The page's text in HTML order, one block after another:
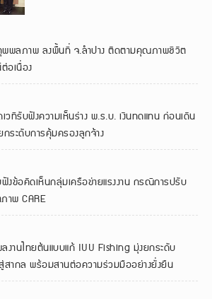
พพลภาพ ลงพื้นที่ จ.ลำปาง ติดตามคุณภาพชีวิต
อเนื่อง
วทีรับฟังความเห็นร่าง พ.ร.บ. เงินทดแทน ก่อนเดิน
ระดับการคุ้มครองลูกจ้าง
งข้อคิดเห็นกลุ่มเครือข่ายแรงงาน กรณีการปรับ
พ CARE
งานไทยต้นแบบแก้ IUU Fishing มุ่งยกระดับ
สู่สากล พร้อมสานต่อความร่วมมืออย่างยั่งยืน